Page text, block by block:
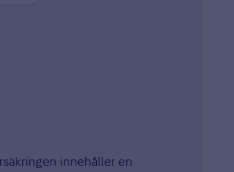
innehåller en